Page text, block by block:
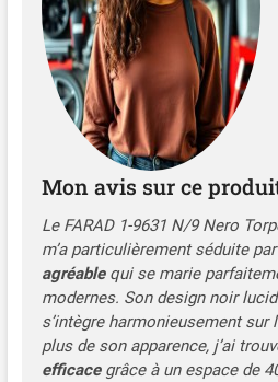
plus
Mon avis sur ce
Le FARAD 1-9631 N/9 Nero
m’a particulièrement séduite
agréablequi se marie
modernes. Son design noir
s’intègre harmonieusement
plus de son apparence, j’ai
efficacegrâce à un espace de